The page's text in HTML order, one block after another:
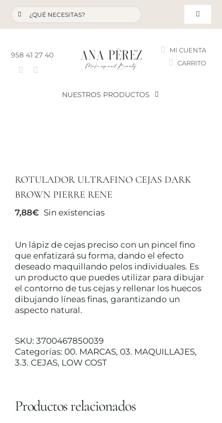
contenido
Buscar:
Toggle
958 41 27 40
MI CUENTA
CARRITO
NUESTROS PRODUCTOS
LOTES PROMOCIONALES
TRATAMIENTOS
MAQUILLAJES
CUERPO Y BAÑO
ROTULADOR ULTRAFINO CEJAS DARK
BROWN PIERRE RENE
7,88€ Sin existencias
Un lápiz de cejas preciso con un pincel fino
que enfatizará su forma, dando el efecto
deseado maquillando pelos individuales. Es
un producto que puedes utilizar para dibujar
el contorno de tus cejas y rellenar los huecos
dibujando líneas finas, garantizando un
aspecto natural.
SKU: 3700467850039
Categorías: 00. MARCAS, 03. MAQUILLAJES,
3.3. CEJAS, LOW COST
Productos relacionados
AÑADIR